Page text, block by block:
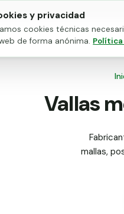
y privacidad
cookies técnicas
de forma anónima. Política
Mallas metálicas
Vallas
mallas,